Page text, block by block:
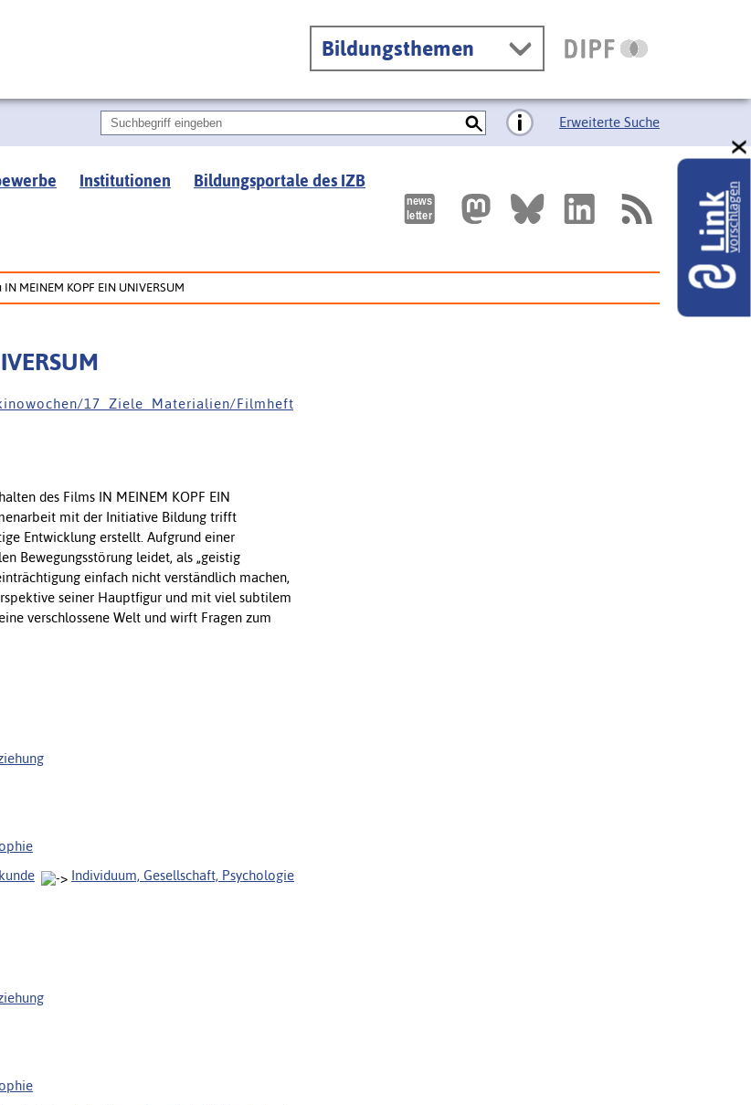
Bildungsthemen
Erweiterte Suche
Institutionen Bildungsportale des IZB
MEINEM KOPF EIN UNIVERSUM
n o w o c h e n / 1 7 _ Z i e l e _ M a t e r i a l i e n / F i l m h e f t
des Films IN MEINEM KOPF EIN
mit der Initiative Bildung trifft
Entwicklung erstellt. Aufgrund einer
Bewegungsstörung leidet, als „geistig
einfach nicht verständlich machen,
seiner Hauptfigur und mit viel subtilem
verschlossene Welt und wirft Fragen zum
Individuum, Gesellschaft, Psychologie
Linkvorschlagen